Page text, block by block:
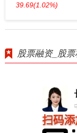
39.69(1.02%)
股票融资_股